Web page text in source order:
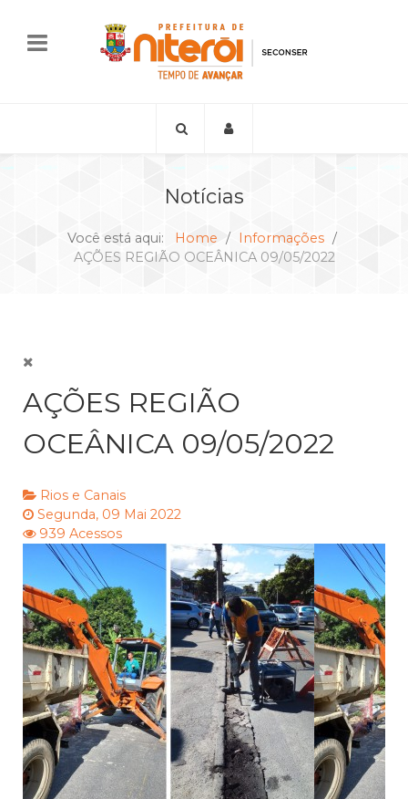
Notícias
Você está aqui: Home
Informações
AÇÕES REGIÃO OCEÂNICA 09/05/2022
AÇÕES REGIÃO
OCEÂNICA 09/05/2022
Rios e Canais
Segunda, 09 Mai 2022
939 Acessos